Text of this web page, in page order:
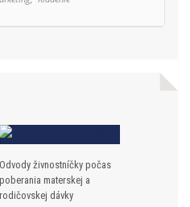
Odvody živnostníčky počas
poberania materskej a
rodičovskej dávky